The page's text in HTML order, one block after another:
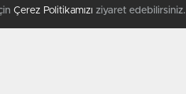
Çerez Politikamızı ziyaret edebilirsiniz.